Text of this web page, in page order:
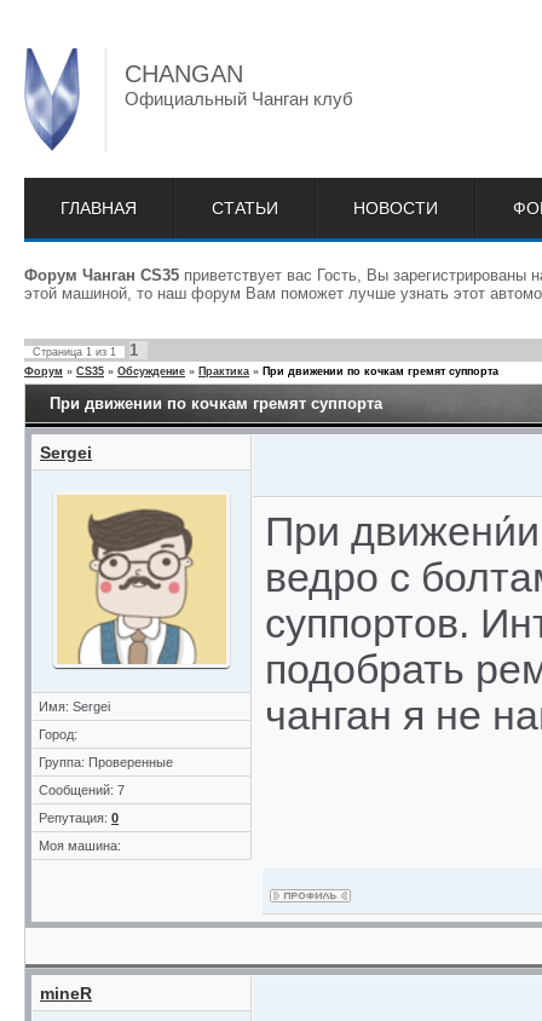
CHANGAN
Официальный Чанган клуб
ГЛАВНАЯ СТАТЬИ НОВОСТИ
Форум Чанган CS35 приветствует вас Гость, Вы
этой машиной, то наш форум Вам поможет лучше узнать этот
Страница 1 из 1 1
Форум » CS35 » Обсуждение » Практика » При движении по кочкам гремят суппорта
При движении по кочкам гремят суппорта
Sergei
Имя: Sergei
Город:
Группа: Проверенные
Сообщений: 7
Репутация: 0
Моя машина:
При движени́и
ведро с
суппортов.
подобрать
чанган я не
mineR